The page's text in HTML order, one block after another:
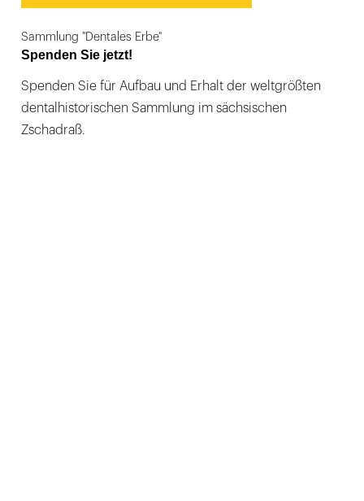
Sammlung "Dentales Erbe"
Spenden Sie jetzt!
Spenden Sie für Aufbau und Erhalt der weltgrößten
dentalhistorischen Sammlung im sächsischen
Zschadraß.